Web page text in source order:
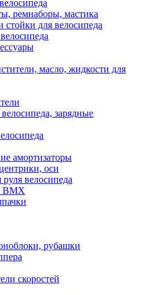
ремнаборы, мастика
стойки для велосипеда
масло, жидкости для
зарядные
амортизаторы
оси
велосипеда
BMX
рубашки
скоростей